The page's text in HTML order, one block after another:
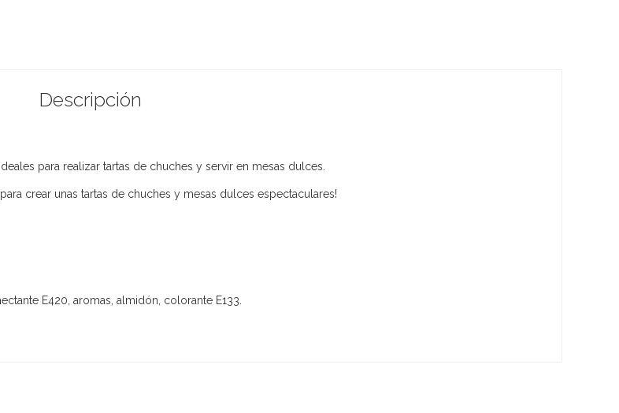
Descripción
para realizar tartas de chuches y servir en mesas dulces.
crear unas tartas de chuches y mesas dulces espectaculares!
E420, aromas, almidón, colorante E133.